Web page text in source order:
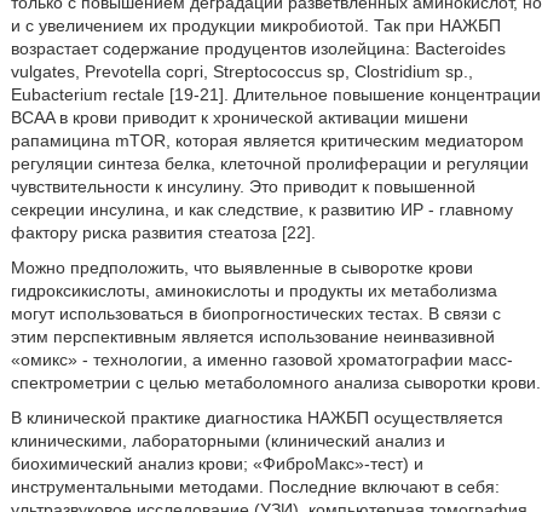
и с увеличением их продукции микробиотой. Так при НАЖБП
возрастает содержание продуцентов изолейцина: Bacteroides
vulgates, Prevotella copri, Streptococcus sp, Clostridium sp.,
Eubacterium rectale [19-21]. Длительное повышение концентрации
BCAA в крови приводит к хронической активации мишени
рапамицина mTOR, которая является критическим медиатором
регуляции синтеза белка, клеточной пролиферации и регуляции
чувствительности к инсулину. Это приводит к повышенной
секреции инсулина, и как следствие, к развитию ИР - главному
фактору риска развития стеатоза [22].
Можно предположить, что выявленные в сыворотке крови
гидроксикислоты, аминокислоты и продукты их метаболизма
могут использоваться в биопрогностических тестах. В связи с
этим перспективным является использование неинвазивной
«омикс» - технологии, а именно газовой хроматографии масс-
спектрометрии с целью метаболомного анализа сыворотки крови.
В клинической практике диагностика НАЖБП осуществляется
клиническими, лабораторными (клинический анализ и
биохимический анализ крови; «ФиброМакс»-тест) и
инструментальными методами. Последние включают в себя: